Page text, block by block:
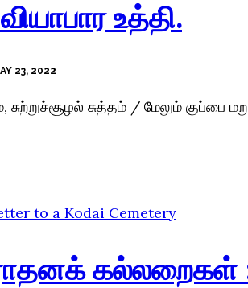
உத்தி.
23, 2022
சுற்றுச்சூழல் சுத்தம் / மேலும் குப்பை
கல்லறைகள்